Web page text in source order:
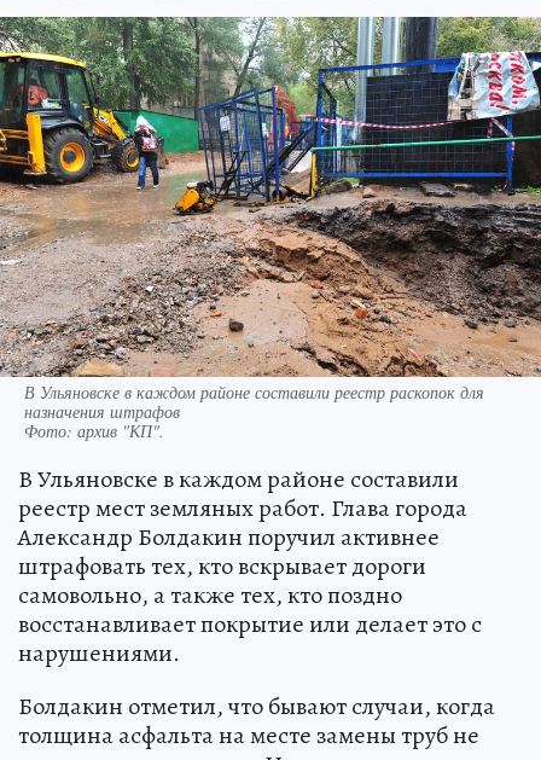
В Ульяновске в каждом районе составили реестр раскопок для
назначения штрафов
Фото: архив "КП".
В Ульяновске в каждом районе составили
реестр мест земляных работ. Глава города
Александр Болдакин поручил активнее
штрафовать тех, кто вскрывает дороги
самовольно, а также тех, кто поздно
восстанавливает покрытие или делает это с
нарушениями.
Болдакин отметил, что бывают случаи, когда
толщина асфальта на месте замены труб не